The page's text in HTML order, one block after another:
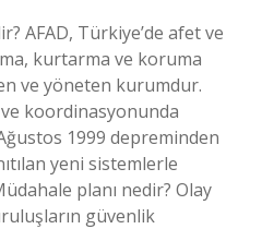
AFAD, Türkiye’de afet ve
kurtarma ve koruma
ve yöneten kurumdur.
koordinasyonunda
1999 depreminden
yeni sistemlerle
planı nedir? Olay
güvenlik